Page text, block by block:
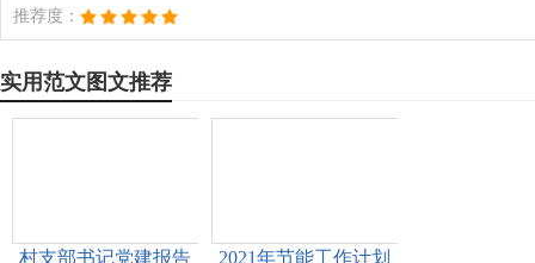
推荐度：
实用范文图文推荐
村支部书记党建报告 2021年节能工作计划